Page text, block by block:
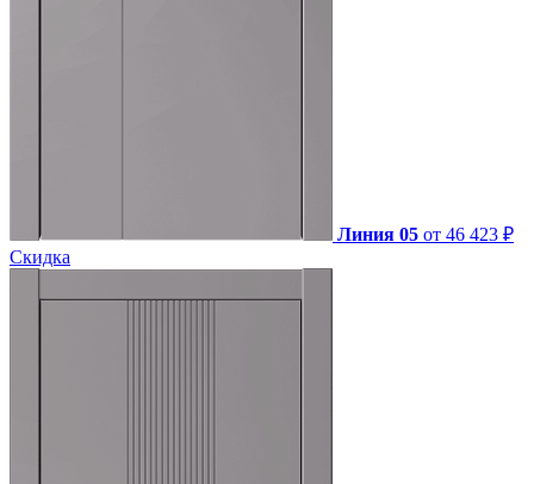
Линия 05 от 46 423 ₽
Скидка